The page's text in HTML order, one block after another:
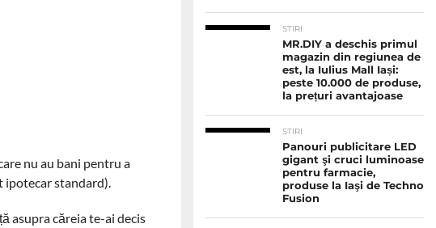
nu au bani pentru a
ipotecar standard).
asupra căreia te-ai decis
STIRI
MR.DIY a deschis primul
magazin din regiunea de
est, la Iulius Mall Iași:
peste 10.000 de produse,
la prețuri avantajoase
STIRI
Panouri publicitare LED
gigant şi cruci luminoase
pentru farmacie,
produse la Iaşi de Techno
Fusion